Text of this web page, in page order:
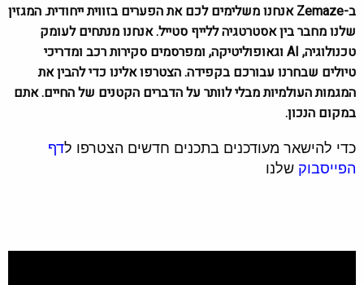
ב-Zemaze אנחנו משלימים לכם את הפערים בזווית ייחודית. המגזין
שלנו מחבר בין אסטרטגיה ללייף סטייל. אנחנו מנתחים לעומק
טכנולוגיה, AI וגאופוליטיקה, ומפרסמים סקירות רכב ומדריכי
טיולים שבחרנו עבורכם בקפידה. הצטרפו אלינו כדי להבין את
המגמות העולמיות מבלי לוותר על הדברים הקטנים של החיים. אתם
במקום הנכון.
כדי להישאר מעודכנים בתכנים חדשים הצטרפו לדף
הפייסבוק שלנו